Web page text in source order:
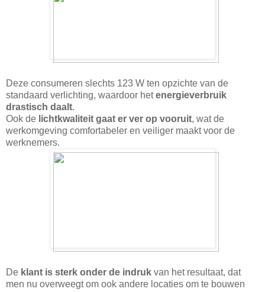
Deze consumeren slechts 123 W ten opzichte van de
standaard verlichting, waardoor hetenergieverbruik
drastisch daalt.
Ook de lichtkwaliteit gaat er ver op vooruit, wat de
werkomgeving comfortabeler en veiliger maakt voor de
werknemers.
De klant is sterk onder de indruk van het resultaat, dat
men nu overweegt om ook andere locaties om te bouwen